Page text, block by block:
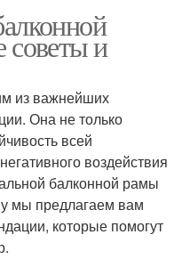
и
из важнейших
Она не только
всей
воздействия
балконной рамы
мы предлагаем вам
которые помогут